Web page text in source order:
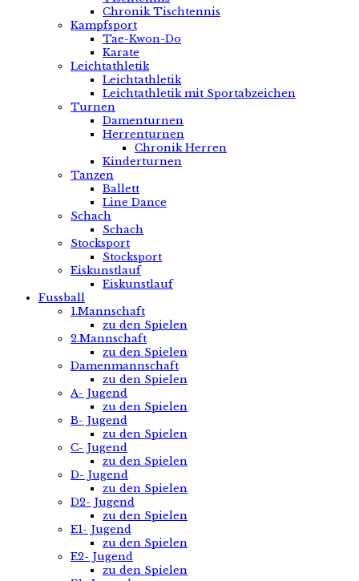
Chronik Tischtennis
Kampfsport
Tae-Kwon-Do
Karate
Leichtathletik
Leichtathletik
Leichtathletik mit Sportabzeichen
Turnen
Damenturnen
Herrenturnen
Chronik Herren
Kinderturnen
Tanzen
Ballett
Line Dance
Schach
Schach
Stocksport
Stocksport
Eiskunstlauf
Eiskunstlauf
Fussball
1.Mannschaft
zu den Spielen
2.Mannschaft
zu den Spielen
Damenmannschaft
zu den Spielen
A- Jugend
zu den Spielen
B- Jugend
zu den Spielen
C- Jugend
zu den Spielen
D- Jugend
zu den Spielen
D2- Jugend
zu den Spielen
E1- Jugend
zu den Spielen
E2- Jugend
zu den Spielen